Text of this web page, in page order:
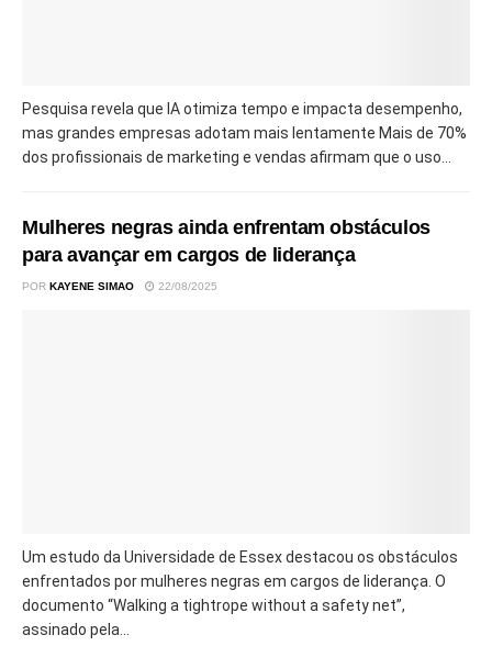
Pesquisa revela que IA otimiza tempo e impacta desempenho,
mas grandes empresas adotam mais lentamente Mais de 70%
dos profissionais de marketing e vendas afirmam que o uso...
Mulheres negras ainda enfrentam obstáculos
para avançar em cargos de liderança
POR KAYENE SIMAO 22/08/2025
Um estudo da Universidade de Essex destacou os obstáculos
enfrentados por mulheres negras em cargos de liderança. O
documento “Walking a tightrope without a safety net”,
assinado pela...